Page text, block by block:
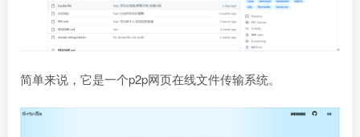
简单来说，它是一个p2p网页在线文件传输系统。